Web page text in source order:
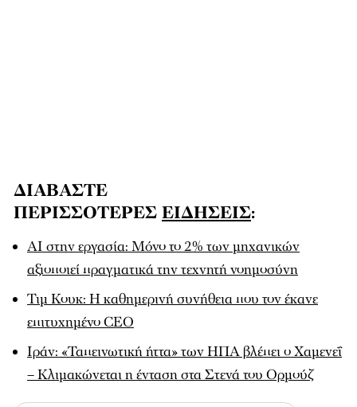
ΔΙΑΒΑΣΤΕ
ΠΕΡΙΣΣΟΤΕΡΕΣ ΕΙΔΗΣΕΙΣ:
AI στην εργασία: Μόνο το 2% των μηχανικών
αξιοποιεί πραγματικά την τεχνητή νοημοσύνη
Τιμ Κουκ: Η καθημερινή συνήθεια που τον έκανε
επιτυχημένο CEO
Ιράν: «Ταπεινωτική ήττα» των ΗΠΑ βλέπει ο Χαμενεΐ
– Κλιμακώνεται η ένταση στα Στενά του Ορμούζ